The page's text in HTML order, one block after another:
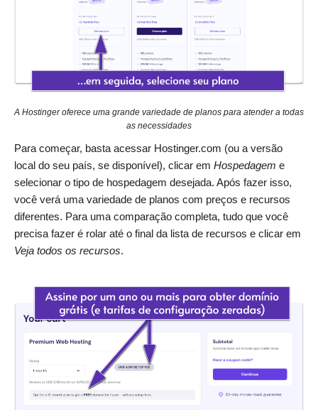
A Hostinger oferece uma grande variedade de planos para atender a todas
as necessidades
Para começar, basta acessar Hostinger.com (ou a versão
local do seu país, se disponível), clicar em Hospedagem e
selecionar o tipo de hospedagem desejada. Após fazer isso,
você verá uma variedade de planos com preços e recursos
diferentes. Para uma comparação completa, tudo que você
precisa fazer é rolar até o final da lista de recursos e clicar em
Veja todos os recursos.